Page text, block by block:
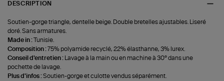
DESCRIPTION
Soutien-gorge triangle, dentelle beige. Double bretelles ajustables. Liseré
doré. Sans armatures.
Made in :Tunisie.
Composition :75% polyamide recyclé, 22% élasthanne, 3% lurex.
Conseil d'entretien :
Lavage à la main ou en machine à 30° dans une
pochette de lavage.
Plus d'infos :Soutien-gorge et culotte vendus séparément.